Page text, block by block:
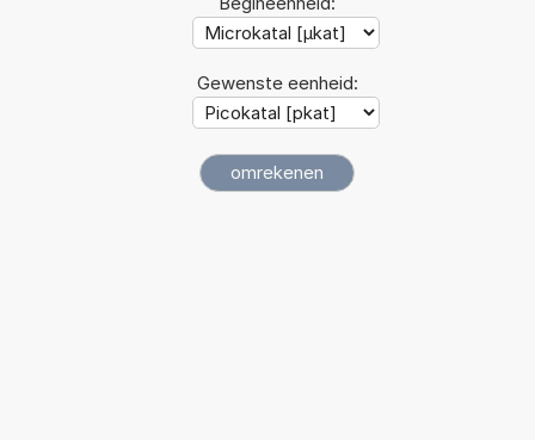
Gewenste eenheid: